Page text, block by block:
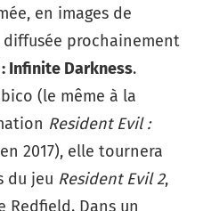
en images de
prochainement
Infinite Darkness.
(le même à la
Resident Evil :
2017), elle tournera
du jeu Resident Evil 2,
Redfield. Dans un